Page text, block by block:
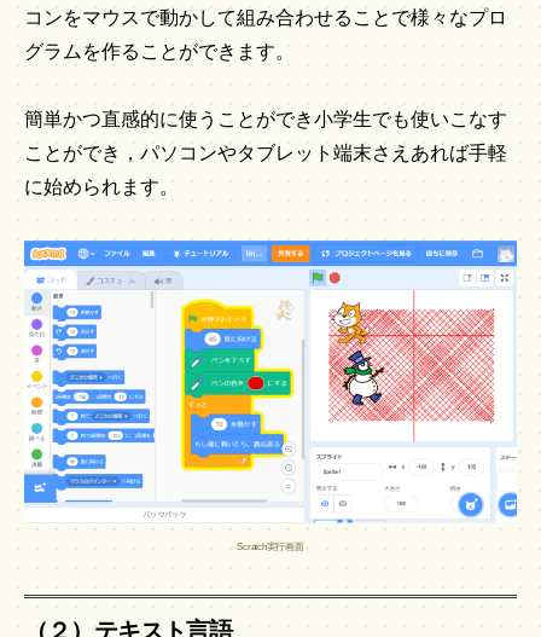
コンをマウスで動かして組み合わせることで様々なプロ
グラムを作ることができます。
簡単かつ直感的に使うことができ小学生でも使いこなす
ことができ，パソコンやタブレット端末さえあれば手軽
に始められます。
Scratch実行画面
（２）テキスト言語